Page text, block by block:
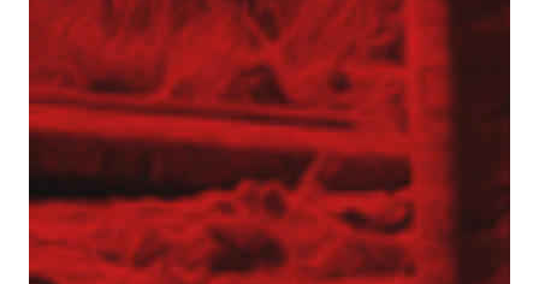
Specjalista ds. kosztorysowania i wycen (K/M)
Operator palownicy (K/M)
Projektant geotechniczny (K/M)
Park maszynowy
Specjaliści w dziedzinie geotechniki